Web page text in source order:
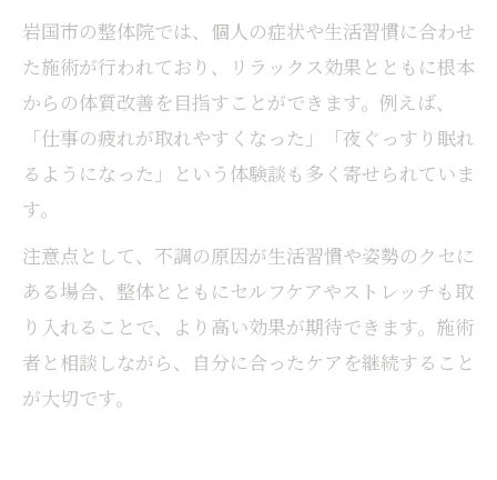
岩国市の整体院では、個人の症状や生活習慣に合わせ
た施術が行われており、リラックス効果とともに根本
からの体質改善を目指すことができます。例えば、
「仕事の疲れが取れやすくなった」「夜ぐっすり眠れ
るようになった」という体験談も多く寄せられていま
す。
注意点として、不調の原因が生活習慣や姿勢のクセに
ある場合、整体とともにセルフケアやストレッチも取
り入れることで、より高い効果が期待できます。施術
者と相談しながら、自分に合ったケアを継続すること
が大切です。